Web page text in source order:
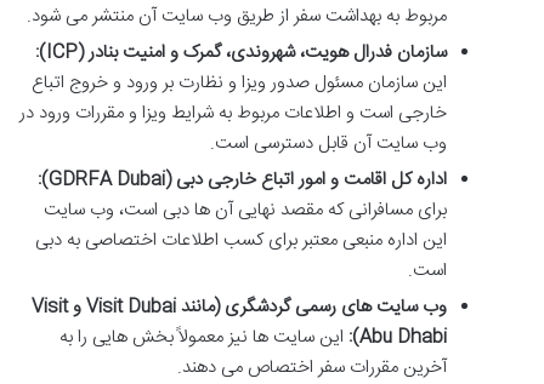
مربوط به بهداشت سفر از طریق وب سایت آن منتشر می شود.
سازمان فدرال هویت، شهروندی، گمرک و امنیت بنادر (ICP):
این سازمان مسئول صدور ویزا و نظارت بر ورود و خروج اتباع
خارجی است و اطلاعات مربوط به شرایط ویزا و مقررات ورود در
وب سایت آن قابل دسترسی است.
اداره کل اقامت و امور اتباع خارجی دبی (GDRFA Dubai):
برای مسافرانی که مقصد نهایی آن ها دبی است، وب سایت
این اداره منبعی معتبر برای کسب اطلاعات اختصاصی به دبی
است.
وب سایت های رسمی گردشگری (مانند Visit Dubai و Visit
Abu Dhabi): این سایت ها نیز معمولاً بخش هایی را به
آخرین مقررات سفر اختصاص می دهند.